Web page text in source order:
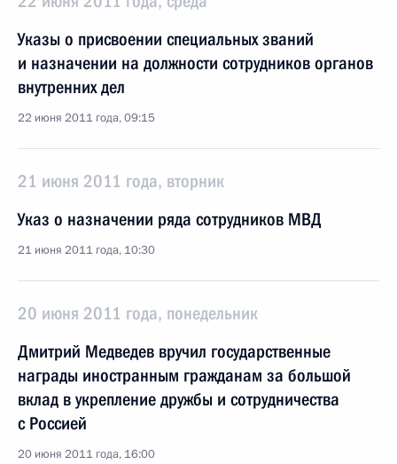
Указы о присвоении специальных званий
и назначении на должности сотрудников органов
внутренних дел
22 июня 2011 года, 09:15
21 июня 2011 года, вторник
Указ о назначении ряда сотрудников МВД
21 июня 2011 года, 10:30
20 июня 2011 года, понедельник
Дмитрий Медведев вручил государственные
награды иностранным гражданам за большой
вклад в укрепление дружбы и сотрудничества
с Россией
20 июня 2011 года, 16:00